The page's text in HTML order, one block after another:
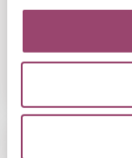
cilji. Tudi pri...